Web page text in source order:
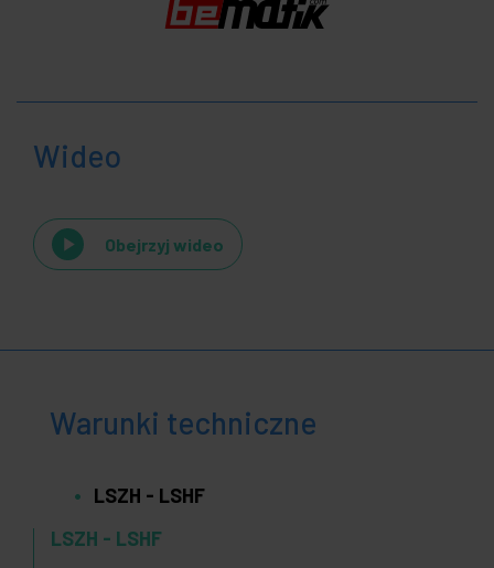
Wideo
Obejrzyj wideo
Warunki techniczne
LSZH - LSHF
LSZH - LSHF